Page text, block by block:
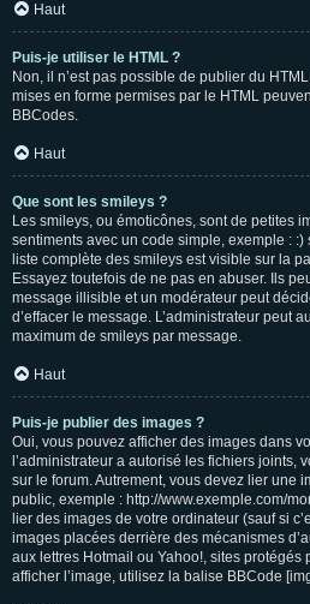
Haut
Puis-je utiliser le HTML ?
Non, il n’est pas possible de publier du
mises en forme permises par le HTML
BBCodes.
Haut
Que sont les smileys ?
Les smileys, ou émoticônes, sont de petites
sentiments avec un code simple, exemple :
liste complète des smileys est visible sur la
Essayez toutefois de ne pas en abuser. Ils
message illisible et un modérateur peut
d’effacer le message. L’administrateur peut
maximum de smileys par message.
Haut
Puis-je publier des images ?
Oui, vous pouvez afficher des images dans
l’administrateur a autorisé les fichiers joints,
sur le forum. Autrement, vous devez lier une
public, exemple : http://www.exemple.com/
lier des images de votre ordinateur (sauf si
images placées derrière des mécanismes
aux lettres Hotmail ou Yahoo!, sites protégés
afficher l’image, utilisez la balise BBCode